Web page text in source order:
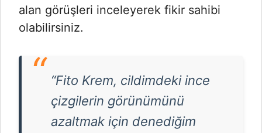
alan görüşleri inceleyerek fikir sahibi
olabilirsiniz.
“Fito Krem, cildimdeki ince
çizgilerin görünümünü
azaltmak için denediğim